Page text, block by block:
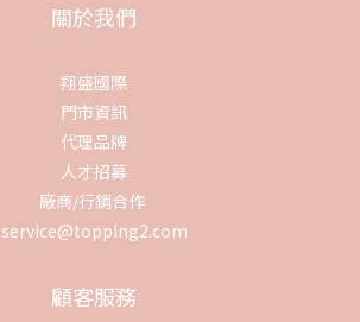
關於我們
翔盛國際
門市資訊
代理品牌
人才招募
廠商/行銷合作
service@topping2.com
顧客服務